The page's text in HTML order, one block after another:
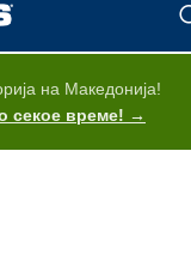
на Македонија!
секое време! →